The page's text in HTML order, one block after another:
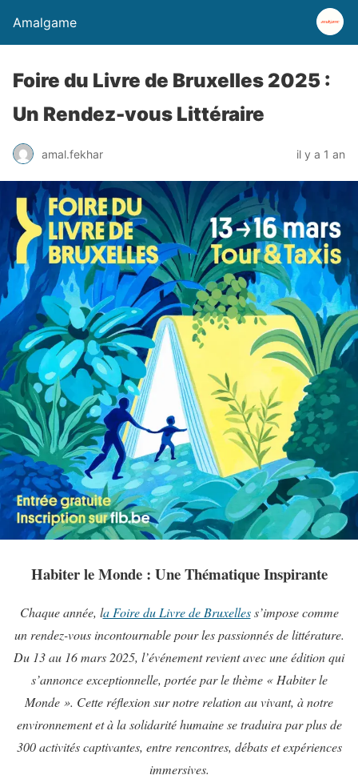
Amalgame
Foire du Livre de Bruxelles 2025 :
Un Rendez-vous Littéraire
amal.fekhar il y a 1 an
Habiter le Monde : Une Thématique Inspirante
Chaque année, la Foire du Livre de Bruxelless’impose comme
un rendez-vous incontournable pour les passionnés de littérature.
Du 13 au 16 mars 2025, l’événement revient avec une édition qui
s’annonce exceptionnelle, portée par le thème « Habiter le
Monde ». Cette réflexion sur notre relation au vivant, à notre
environnement et à la solidarité humaine se traduira par plus de
300 activités captivantes, entre rencontres, débats et expériences
immersives.